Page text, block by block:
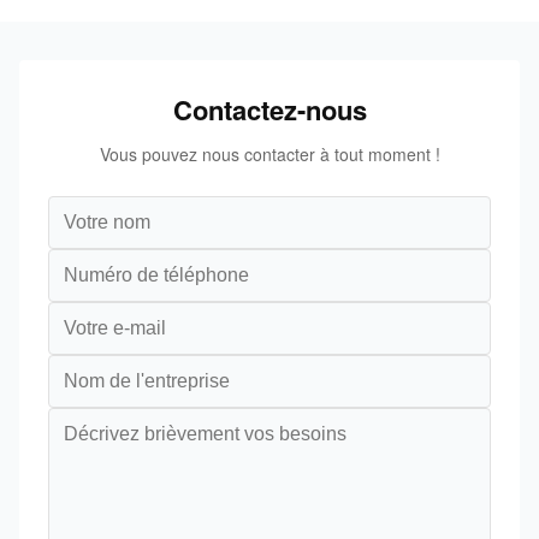
Contactez-nous
Vous pouvez nous contacter à tout moment !